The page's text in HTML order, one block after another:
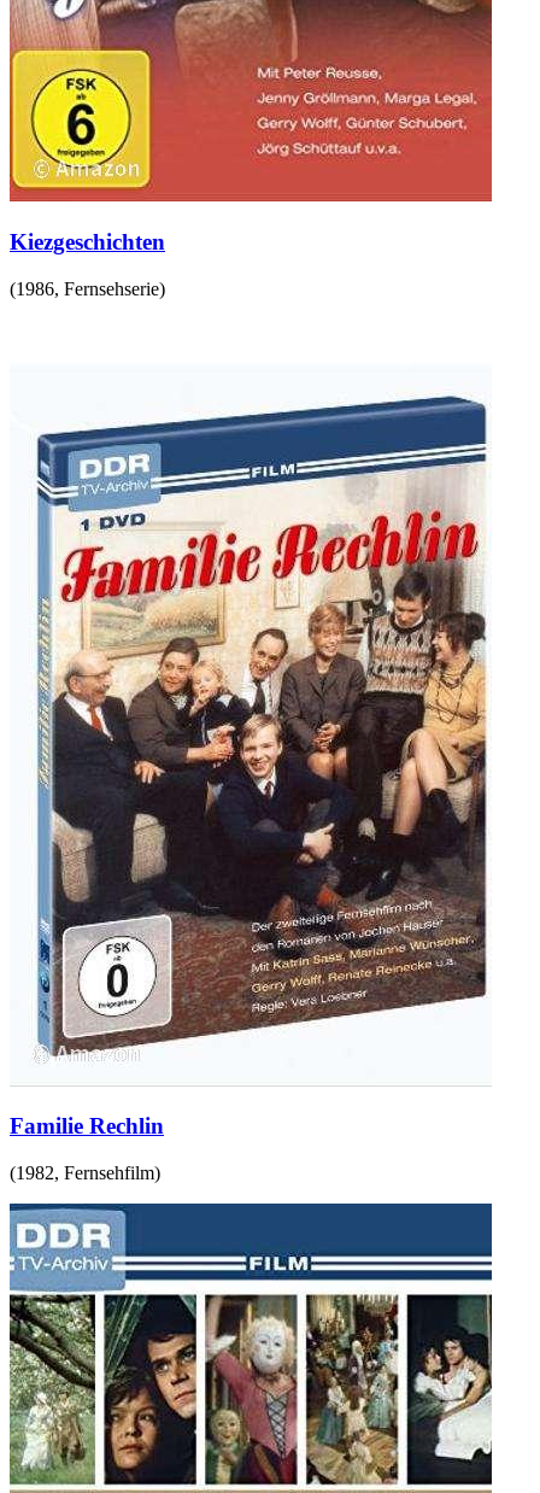
Kiezgeschichten
(1986, Fernsehserie)
Familie Rechlin
(1982, Fernsehfilm)